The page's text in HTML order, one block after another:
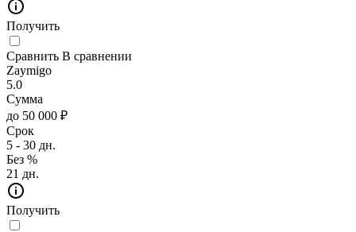
Получить
Сравнить В сравнении
Zaymigo
5.0
Сумма
до 50 000 ₽
Срок
5 - 30 дн.
Без %
21 дн.
Получить